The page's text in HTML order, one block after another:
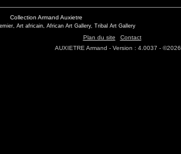
Collection Armand Auxietre
Art africain, African Art Gallery, Tribal Art Gallery
Plan du site
Contact
AUXIETRE Armand - Version : 4.0037 - ©2026